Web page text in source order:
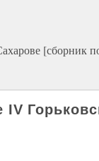
[сборник